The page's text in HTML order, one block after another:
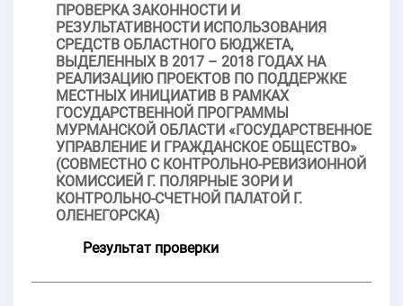
ПРОВЕРКА ЗАКОННОСТИ И
РЕЗУЛЬТАТИВНОСТИ ИСПОЛЬЗОВАНИЯ
СРЕДСТВ ОБЛАСТНОГО БЮДЖЕТА,
ВЫДЕЛЕННЫХ В 2017 – 2018 ГОДАХ НА
РЕАЛИЗАЦИЮ ПРОЕКТОВ ПО ПОДДЕРЖКЕ
МЕСТНЫХ ИНИЦИАТИВ В РАМКАХ
ГОСУДАРСТВЕННОЙ ПРОГРАММЫ
МУРМАНСКОЙ ОБЛАСТИ «ГОСУДАРСТВЕННОЕ
УПРАВЛЕНИЕ И ГРАЖДАНСКОЕ ОБЩЕСТВО»
(СОВМЕСТНО С КОНТРОЛЬНО-РЕВИЗИОННОЙ
КОМИССИЕЙ Г. ПОЛЯРНЫЕ ЗОРИ И
КОНТРОЛЬНО-СЧЕТНОЙ ПАЛАТОЙ Г.
ОЛЕНЕГОРСКА)
Результат проверки